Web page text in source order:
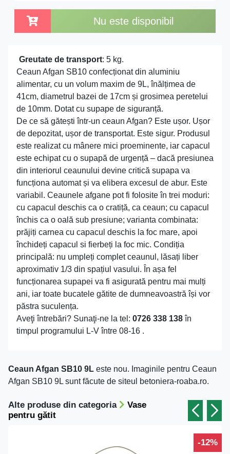
Nu este disponibil
Greutate de transport: 5 kg.
Ceaun Afgan SB10 confecționat din aluminiu
alimentar, cu un volum maxim de 9L, înălțimea de
41cm, diametrul bazei de 17cm și grosimea peretelui
de 10mm. Dotat cu supape de siguranță.
De ce să gătești într-un ceaun Afgan? Este ușor. Ușor
de depozitat, ușor de transportat. Este sigur. Produsul
este realizat cu mânere mici proeminente, iar capacul
este echipat cu o supapă de urgență – dacă presiunea
din interiorul ceaunului devine critică supapa va
funcționa automat și va elibera excesul de abur. Este
variabil. Ceaunele afgane pot fi folosite în trei moduri:
cu capacul deschis ca o cratiță, ca ceaun; cu capacul
închis ca o oală sub presiune; varianta combinata:
prăjiți carnea cu capacul deschis la foc mare, apoi
închideți capacul si fierbeți la foc mic. Condiția
principală: nu umpleți complet ceaunul, lăsați liber
aproximativ 1/3 din spațiul vasului. În așa fel
funcționarea supapei va fi asigurată pentru mai mulți
ani, iar toate bucatele gătite de dumneavoastră își vor
păstra suculența.
Aveţi întrebări? Sunaţi-ne la tel: 0726 338 138în
timpul programului L-V între 08-16 .
Ceaun Afgan SB10 9L este nou. Imaginile pentru Ceaun
Afgan SB10 9L sunt făcute de siteul betoniera-roaba.ro.
Alte produse din categoria
Vase
pentru gătit
-12%